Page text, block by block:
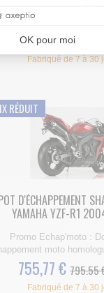
d'échappement moto
en carbone court 36cm
522,45 € 549.95 €
Fabriqué de 7 à 30
RÉDUIT
D'ÉCHAPPEMENT
YAMAHA YZF-R1
Promo Echap'moto :
moto
755,77 € 795.55
Fabriqué de 7 à 30
sur notre site, ce
OK pour moi